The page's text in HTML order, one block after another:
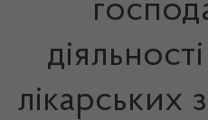
лікарських